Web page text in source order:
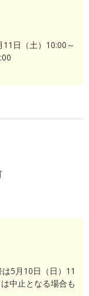
日（土）10:00～
5月10日（日）11
中止となる場合も